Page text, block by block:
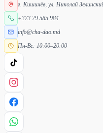
г. Кишинёв, ул. Николай
+373 79 585 984
info@cha-dao.md
Пн-Вс: 10:00–20:00